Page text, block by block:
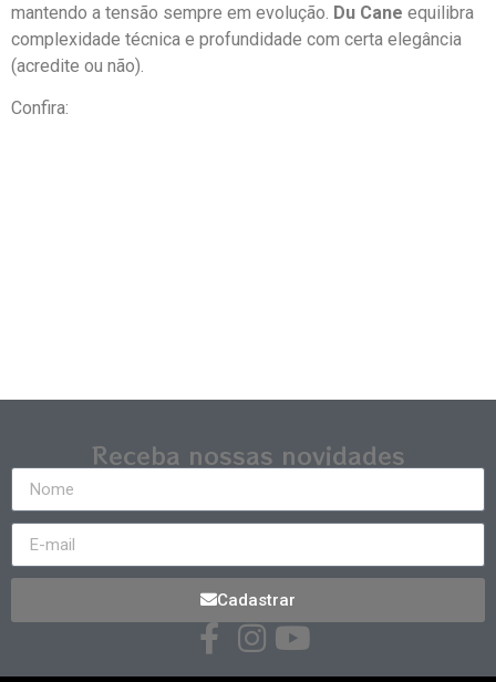
mantendo a tensão sempre em evolução. Du Cane equilibra
complexidade técnica e profundidade com certa elegância
(acredite ou não).
Confira:
Receba nossas novidades
Cadastrar